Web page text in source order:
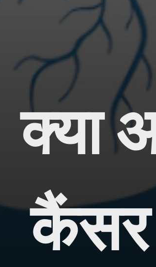
क्या
कैंसर